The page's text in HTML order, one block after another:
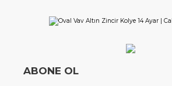
ABONE OL